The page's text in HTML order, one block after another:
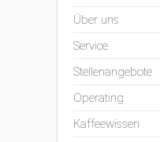
Über uns
Service
Stellenangebote
Operating
Kaffeewissen